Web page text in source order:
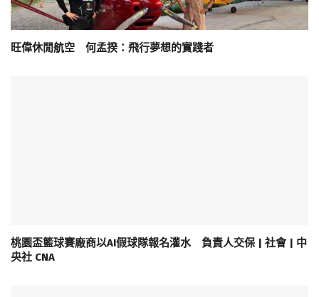
旺偉休閒航空 何孟揆：飛行夢想的實踐者
桃園盃籃球賽廠商以AI假球隊報名灌水 負責人交保 | 社會 | 中
央社 CNA